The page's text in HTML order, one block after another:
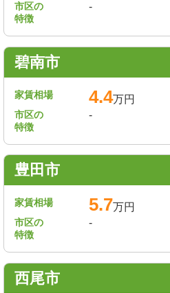
市区の
特徴
-
碧南市
家賃相場 4.4万円
市区の
特徴
-
豊田市
家賃相場 5.7万円
市区の
特徴
-
西尾市